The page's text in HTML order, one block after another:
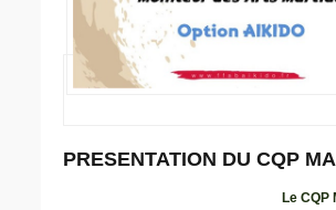
PRESENTATION DU CQP
Le CQP